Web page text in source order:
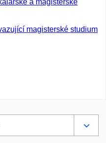
a magisterské
magisterské studium